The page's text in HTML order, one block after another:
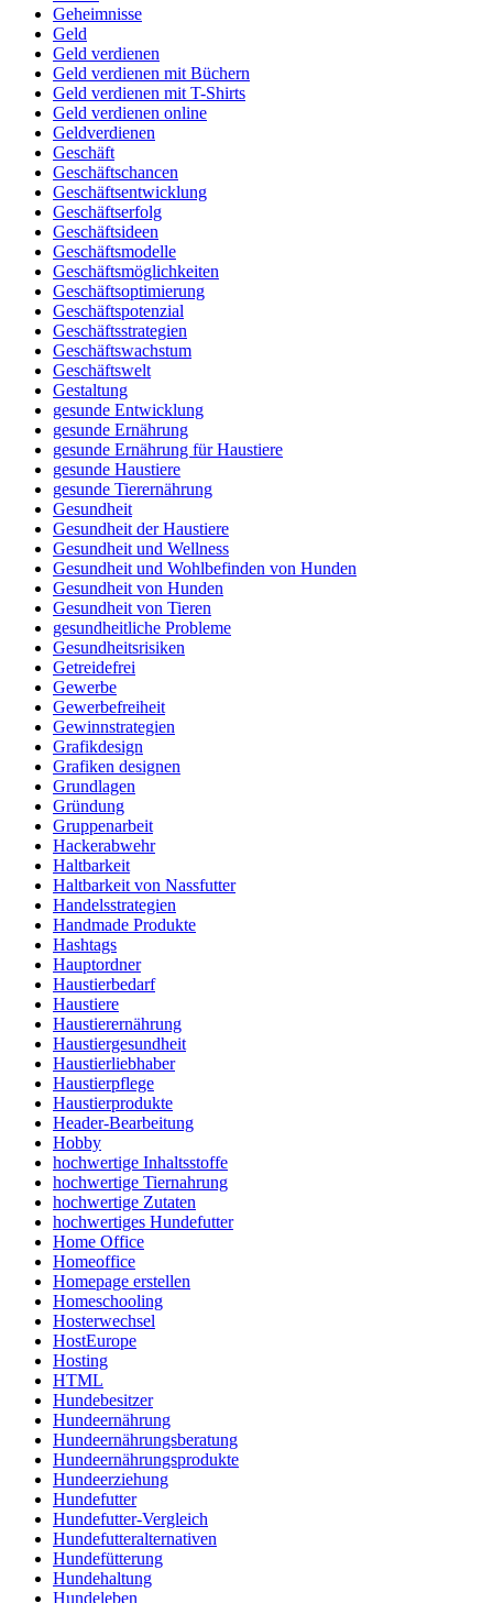
Geheimnisse
Geld
Geld verdienen
Geld verdienen mit Büchern
Geld verdienen mit T-Shirts
Geld verdienen online
Geldverdienen
Geschäft
Geschäftschancen
Geschäftsentwicklung
Geschäftserfolg
Geschäftsideen
Geschäftsmodelle
Geschäftsmöglichkeiten
Geschäftsoptimierung
Geschäftspotenzial
Geschäftsstrategien
Geschäftswachstum
Geschäftswelt
Gestaltung
gesunde Entwicklung
gesunde Ernährung
gesunde Ernährung für Haustiere
gesunde Haustiere
gesunde Tierernährung
Gesundheit
Gesundheit der Haustiere
Gesundheit und Wellness
Gesundheit und Wohlbefinden von Hunden
Gesundheit von Hunden
Gesundheit von Tieren
gesundheitliche Probleme
Gesundheitsrisiken
Getreidefrei
Gewerbe
Gewerbefreiheit
Gewinnstrategien
Grafikdesign
Grafiken designen
Grundlagen
Gründung
Gruppenarbeit
Hackerabwehr
Haltbarkeit
Haltbarkeit von Nassfutter
Handelsstrategien
Handmade Produkte
Hashtags
Hauptordner
Haustierbedarf
Haustiere
Haustierernährung
Haustiergesundheit
Haustierliebhaber
Haustierpflege
Haustierprodukte
Header-Bearbeitung
Hobby
hochwertige Inhaltsstoffe
hochwertige Tiernahrung
hochwertige Zutaten
hochwertiges Hundefutter
Home Office
Homeoffice
Homepage erstellen
Homeschooling
Hosterwechsel
HostEurope
Hosting
HTML
Hundebesitzer
Hundeernährung
Hundeernährungsberatung
Hundeernährungsprodukte
Hundeerziehung
Hundefutter
Hundefutter-Vergleich
Hundefutteralternativen
Hundefütterung
Hundehaltung
Hundeleben